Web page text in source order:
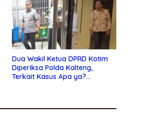
Dua Wakil Ketua DPRD Kotim
Diperiksa Polda Kalteng,
Terkait Kasus Apa ya?…